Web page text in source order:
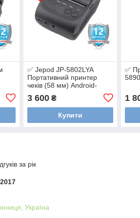
✅ Jepod JP-5802LYA
Портативний принтер
чеків (58 мм) Android-
3 600₴
Купити
✅
1
за рік
Україна